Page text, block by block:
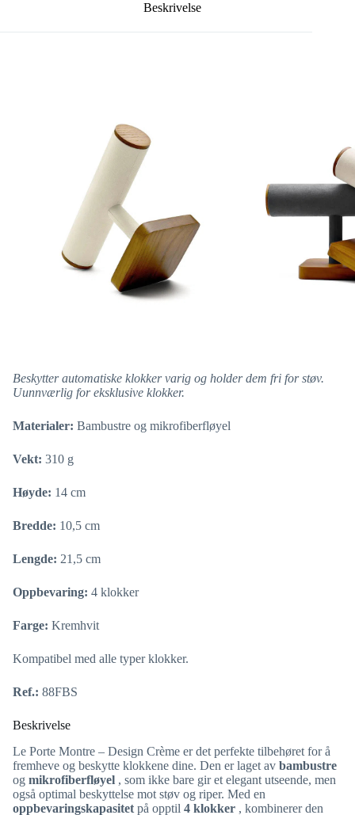
Beskrivelse
Beskytter automatiske klokker varig og holder dem fri for støv.
Uunnværlig for eksklusive klokker.
Materialer: Bambustre og mikrofiberfløyel
Vekt: 310 g
Høyde: 14 cm
Bredde: 10,5 cm
Lengde: 21,5 cm
Oppbevaring: 4 klokker
Farge: Kremhvit
Kompatibel med alle typer klokker.
Ref.: 88FBS
Beskrivelse
Le Porte Montre – Design Crème er det perfekte tilbehøret for å
fremheve og beskytte klokkene dine. Den er laget av bambustre
og mikrofiberfløyel , som ikke bare gir et elegant utseende, men
også optimal beskyttelse mot støv og riper. Med en
oppbevaringskapasitet på opptil 4 klokker , kombinerer den